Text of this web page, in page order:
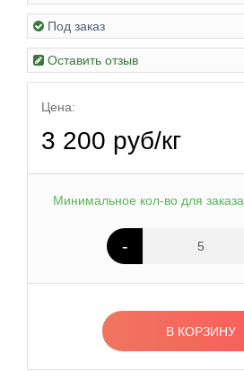
Под заказ
Оставить отзыв
Цена:
3 200 руб/кг
Минимальное кол-во для заказа
-
В КОРЗИНУ